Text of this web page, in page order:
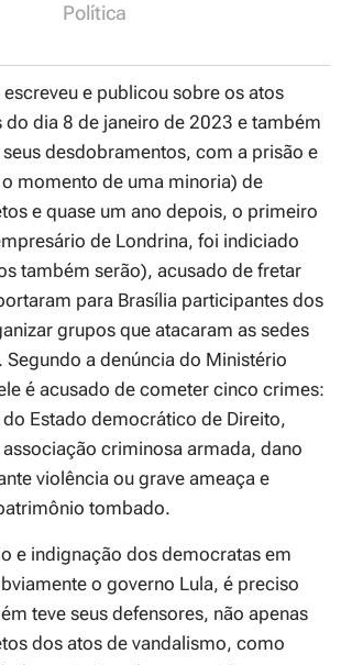
Política
escreveu e publicou sobre os atos
do dia 8 de janeiro de 2023 e também
desdobramentos, com a prisão e
momento de uma minoria) de
e quase um ano depois, o primeiro
de Londrina, foi indiciado
também serão), acusado de fretar
para Brasília participantes dos
grupos que atacaram as sedes
Segundo a denúncia do Ministério
é acusado de cometer cinco crimes:
Estado democrático de Direito,
criminosa armada, dano
violência ou grave ameaça e
tombado.
e indignação dos democratas em
o governo Lula, é preciso
teve seus defensores, não apenas
dos atos de vandalismo, como